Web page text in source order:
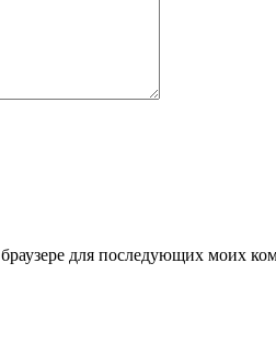
для последующих моих